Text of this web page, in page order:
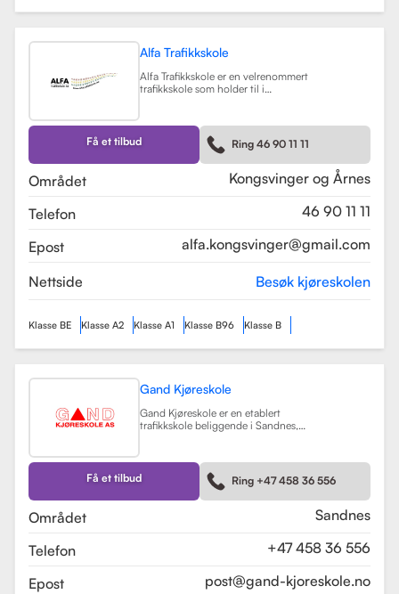
Alfa Trafikkskole
Alfa Trafikkskole er en velrenommert
trafikkskole som holder til i
kjøreopplæringen. Skolen tilbyr et
bredt spekter av tjenester, inkludert
opplæring for førerkort klasse B,
både med manuelt og automatgir.
Få et tilbud Ring 46 90 11 11
Området
Kongsvinger og Årnes
Telefon
46 90 11 11
Epost
alfa.kongsvinger@gmail.com
Nettside Besøk kjøreskolen
Klasse BE Klasse A2 Klasse A1 Klasse B96 Klasse B
Gand Kjøreskole
Gand Kjøreskole er en etablert
trafikkskole beliggende i Sandnes,
kjøretøyklasser. Skolen har
spesialisert seg på opplæring for
personbiler, både med manuell og
automatgir, samt motorsykler (klasse
Få et tilbud Ring +47 458 36 556
Området
Sandnes
Telefon
+47 458 36 556
Epost
post@gand-kjoreskole.no